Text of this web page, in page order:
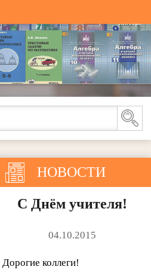
НОВОСТИ
С Днём учителя!
04.10.2015
Дорогие коллеги!